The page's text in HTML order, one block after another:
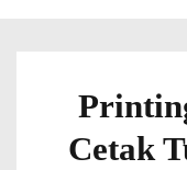
Cetak